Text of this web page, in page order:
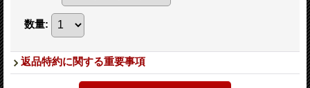
数量:
返品特約に関する重要事項